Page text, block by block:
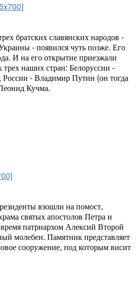
братских славянских народов -
- появился чуть позже. Его
И на его открытие приезжали
трех наших стран: Белоруссии -
- Владимир Путин (он тогда
Кучма.
взошли на помост,
святых апостолов Петра и
патриархом Алексий Второй
молебен. Памятник представляет
сооружение, под которым висит